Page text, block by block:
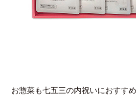
お惣菜も七五三の内祝いにおすす